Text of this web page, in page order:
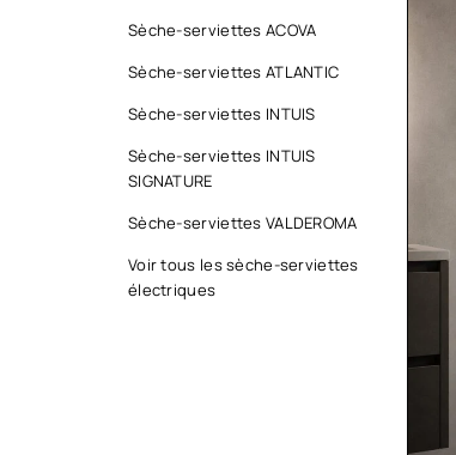
Sèche-serviettes ACOVA
Sèche-serviettes ATLANTIC
Sèche-serviettes INTUIS
Sèche-serviettes INTUIS
SIGNATURE
Sèche-serviettes VALDEROMA
Voir tous les sèche-serviettes
électriques
Sèche serviette